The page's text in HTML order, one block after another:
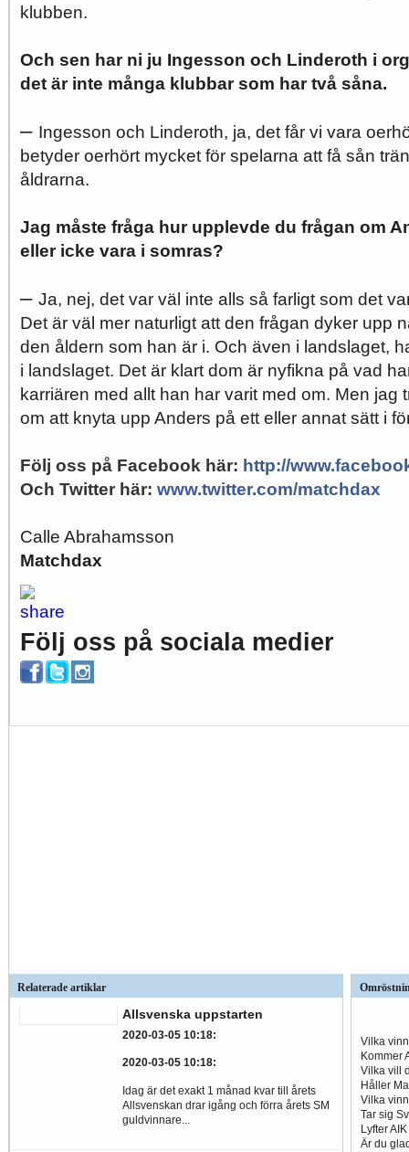
klubben.
Och sen har ni ju Ingesson och Linderoth i
det är inte många klubbar som har två såna.
– Ingesson och Linderoth, ja, det får vi vara
betyder oerhört mycket för spelarna att få sån
åldrarna.
Jag måste fråga hur upplevde du frågan om
eller icke vara i somras?
– Ja, nej, det var väl inte alls så farligt som det
Det är väl mer naturligt att den frågan dyker upp
den åldern som han är i. Och även i landslaget,
i landslaget. Det är klart dom är nyfikna på vad
karriären med allt han har varit med om. Men jag
om att knyta upp Anders på ett eller annat sätt i
Följ oss på Facebook här: http://
Och Twitter här: www.twitter.com/matchdax
Calle Abrahamsson
Matchdax
Följ oss på sociala medier
Relaterade artiklar
Allsvenska uppstarten
2020-03-05 10:18:
2020-03-05 10:18:
Idag är det exakt 1 månad kvar till årets
Allsvenskan drar igång och förra årets SM
guldvinnare...
Vilka
Kommer
Vilka vill
Håller
Vilka
Tar sig
Lyfter
Är du